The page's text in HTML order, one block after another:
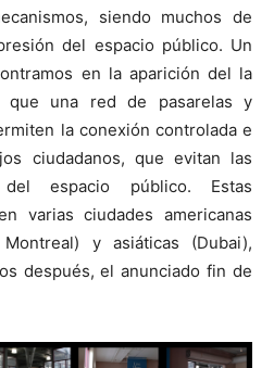
siendo muchos de
del espacio público. Un
en la aparición del la
una red de pasarelas y
la conexión controlada e
ciudadanos, que evitan las
del espacio público. Estas
varias ciudades americanas
y asiáticas (Dubai),
después, el anunciado fin de